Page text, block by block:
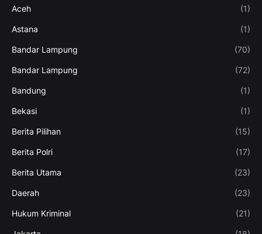
Aceh (1)
Astana (1)
Bandar Lampung (70)
Bandar Lampung (72)
Bandung (1)
Bekasi (1)
Berita Pilihan (15)
Berita Polri (17)
Berita Utama (23)
Daerah (23)
Hukum Kriminal (21)